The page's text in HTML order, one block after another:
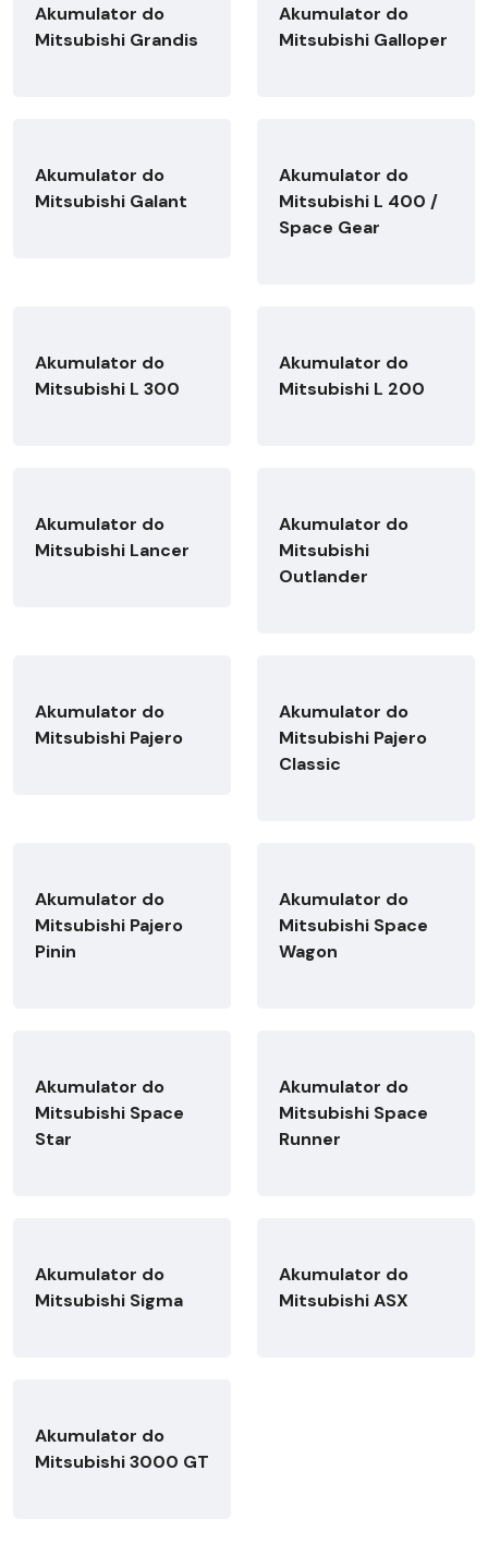
Akumulator do
Mitsubishi Grandis
Akumulator do
Mitsubishi Galloper
Akumulator do
Mitsubishi Galant
Akumulator do
Mitsubishi L 400 /
Space Gear
Akumulator do
Mitsubishi L 300
Akumulator do
Mitsubishi L 200
Akumulator do
Mitsubishi Lancer
Akumulator do
Mitsubishi
Outlander
Akumulator do
Mitsubishi Pajero
Akumulator do
Mitsubishi Pajero
Classic
Akumulator do
Mitsubishi Pajero
Pinin
Akumulator do
Mitsubishi Space
Wagon
Akumulator do
Mitsubishi Space
Star
Akumulator do
Mitsubishi Space
Runner
Akumulator do
Mitsubishi Sigma
Akumulator do
Mitsubishi ASX
Akumulator do
Mitsubishi 3000 GT